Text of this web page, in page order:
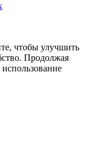
чтобы улучшить
Продолжая